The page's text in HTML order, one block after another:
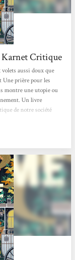
Karnet Critique
aussi doux que
Une prière pour les
montre une utopie ou
Un livre
de notre société